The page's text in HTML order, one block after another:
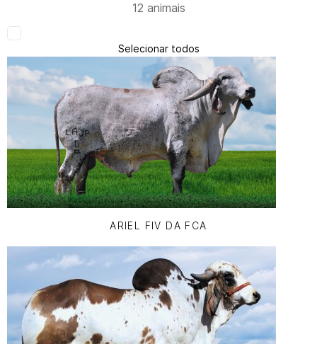
12 animais
Selecionar todos
ARIEL FIV DA FCA